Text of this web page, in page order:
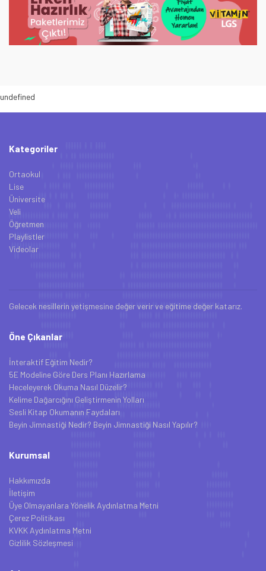
undefined
Kategoriler
Ortaokul
Lise
Üniversite
Veli
Öğretmen
Playlistler
Videolar
Gelecek nesillerin yetişmesine değer verir ve eğitime değer katarız.
Öne Çıkanlar
İnteraktif Eğitim Nedir?
5E Modeline Göre Ders Planı Hazırlama
Heceleyerek Okuma Nasıl Düzelir?
Kelime Dağarcığını Geliştirmenin Yolları
Sesli Kitap Okumanın Faydaları
Beyin Jimnastiği Nedir? Beyin Jimnastiği Nasıl Yapılır?
Kurumsal
Hakkımızda
İletişim
Üye Olmayanlara Yönelik Aydınlatma Metni
Çerez Politikası
KVKK Aydınlatma Metni
Gizlilik Sözleşmesi